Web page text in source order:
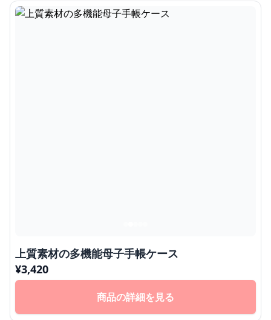
上質素材の多機能母子手帳ケース
¥3,420
商品の詳細を見る